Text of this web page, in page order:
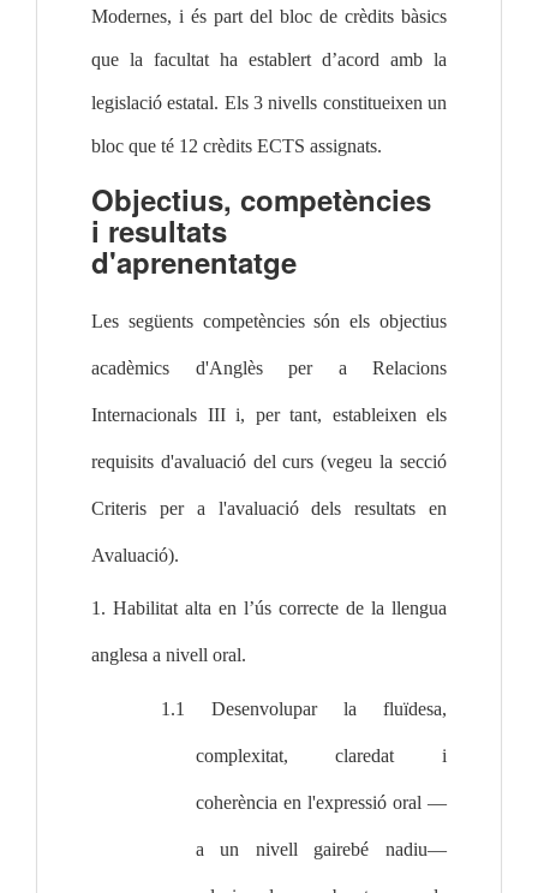
Modernes, i és part del bloc de crèdits bàsics
que la facultat ha establert d’acord amb la
legislació estatal. Els 3 nivells constitueixen un
bloc que té 12 crèdits ECTS assignats.
Objectius, competències
i resultats
d'aprenentatge
Les següents competències són els objectius
acadèmics d'Anglès per a Relacions
Internacionals III i, per tant, estableixen els
requisits d'avaluació del curs (vegeu la secció
Criteris per a l'avaluació dels resultats en
Avaluació).
1. Habilitat alta en l’ús correcte de la llengua
anglesa a nivell oral.
1.1 Desenvolupar la fluïdesa,
complexitat, claredat i
coherència en l'expressió oral —
a un nivell gairebé nadiu—